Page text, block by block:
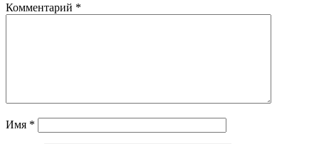
Комментарий *
Имя *